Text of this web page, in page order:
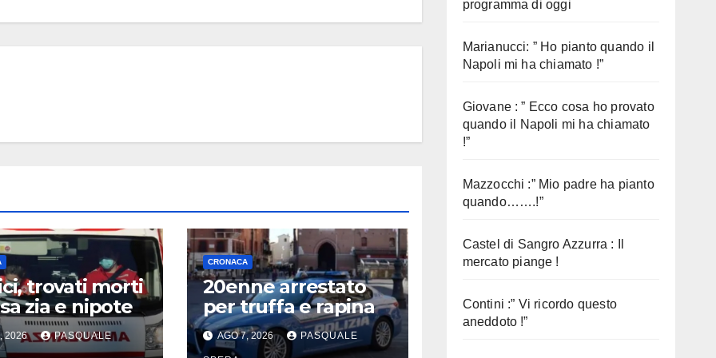
trovati morti
zia e nipote
2026 PASQUALE
CRONACA
20enne arrestato
per truffa e rapina
AGO 7, 2026 PASQUALE
programma di oggi
Marianucci: ” Ho pianto quando il
Napoli mi ha chiamato !”
Giovane : ” Ecco cosa ho provato
quando il Napoli mi ha chiamato
!”
Mazzocchi :” Mio padre ha pianto
quando…….!”
Castel di Sangro Azzurra : Il
mercato piange !
Contini :” Vi ricordo questo
aneddoto !”